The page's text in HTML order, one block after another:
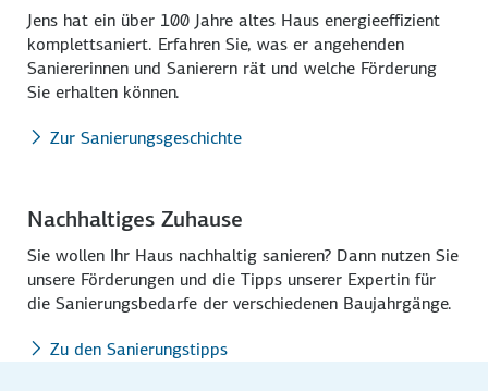
Jens hat ein über 100 Jahre altes Haus energie­effizient
komplett­saniert. Erfahren Sie, was er angehenden
Saniere­rinnen und Sanierern rät und welche Förderung
Sie erhalten können.
Zur Sanierungsgeschichte
Nachhaltiges Zuhause
Sie wollen Ihr Haus nach­haltig sanieren? Dann nutzen Sie
unsere Förderungen und die Tipps unserer Expertin für
die Sanierungs­bedarfe der ver­schiedenen Bau­jahrgänge.
Zu den Sanierungstipps